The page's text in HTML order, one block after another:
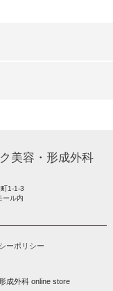
美容・形成外科
1-1-3
ール内
ーポリシー
成外科 online store